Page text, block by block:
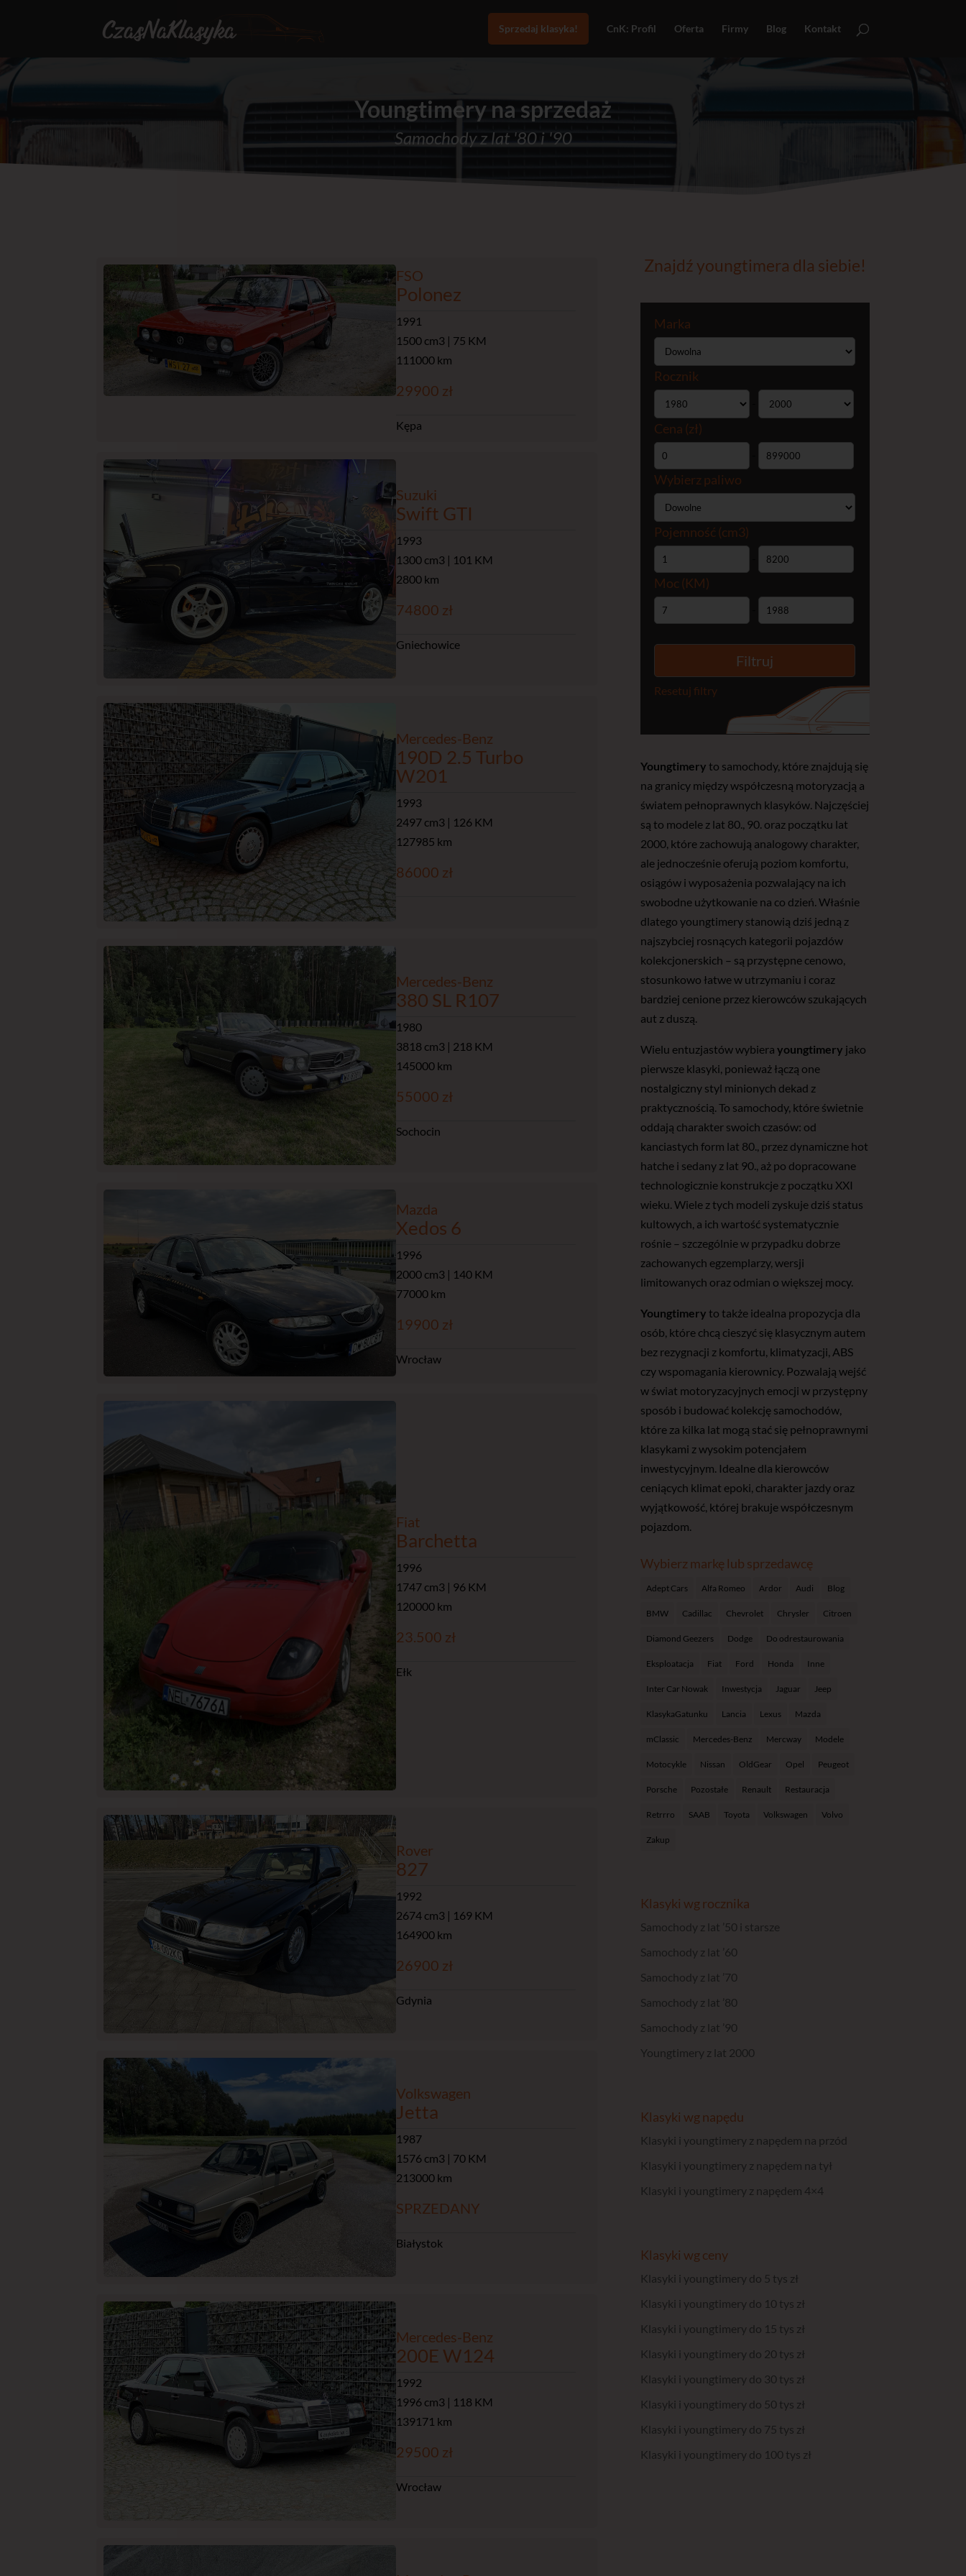
Sprzedaj klasyka! CnK: Profil Oferta Firmy Blog Kontakt
Youngtimery na sprzedaż
Samochody z lat '80 i '90
FSO
Polonez
1991
1500 cm3 | 75 KM
111000 km
29900 zł
Kępa
Suzuki
Swift GTI
1993
1300 cm3 | 101 KM
2800 km
74800 zł
Gniechowice
Mercedes-Benz
190D 2.5 Turbo
W201
1993
2497 cm3 | 126 KM
127985 km
86000 zł
Mercedes-Benz
380 SL R107
1980
3818 cm3 | 218 KM
145000 km
55000 zł
Sochocin
Mazda
Xedos 6
1996
2000 cm3 | 140 KM
77000 km
19900 zł
Wrocław
Fiat
Barchetta
1996
1747 cm3 | 96 KM
120000 km
23.500 zł
Ełk
Rover
827
1992
2674 cm3 | 169 KM
164900 km
26900 zł
Gdynia
Volkswagen
Jetta
1987
1576 cm3 | 70 KM
213000 km
SPRZEDANY
Białystok
Mercedes-Benz
200E W124
1992
1996 cm3 | 118 KM
139171 km
29500 zł
Wrocław
Znajdź youngtimera dla siebie!
Marka
Rocznik
Cena (zł)
Wybierz paliwo
Pojemność (cm3)
Moc (KM)
Resetuj filtry
Youngtimery to samochody, które znajdują się
na granicy między współczesną motoryzacją a
światem pełnoprawnych klasyków. Najczęściej
są to modele z lat 80., 90. oraz początku lat
2000, które zachowują analogowy charakter,
ale jednocześnie oferują poziom komfortu,
osiągów i wyposażenia pozwalający na ich
swobodne użytkowanie na co dzień. Właśnie
dlatego youngtimery stanowią dziś jedną z
najszybciej rosnących kategorii pojazdów
kolekcjonerskich – są przystępne cenowo,
stosunkowo łatwe w utrzymaniu i coraz
bardziej cenione przez kierowców szukających
aut z duszą.
Wielu entuzjastów wybiera youngtimery jako
pierwsze klasyki, ponieważ łączą one
nostalgiczny styl minionych dekad z
praktycznością. To samochody, które świetnie
oddają charakter swoich czasów: od
kanciastych form lat 80., przez dynamiczne hot
hatche i sedany z lat 90., aż po dopracowane
technologicznie konstrukcje z początku XXI
wieku. Wiele z tych modeli zyskuje dziś status
kultowych, a ich wartość systematycznie
rośnie – szczególnie w przypadku dobrze
zachowanych egzemplarzy, wersji
limitowanych oraz odmian o większej mocy.
Youngtimery to także idealna propozycja dla
osób, które chcą cieszyć się klasycznym autem
bez rezygnacji z komfortu, klimatyzacji, ABS
czy wspomagania kierownicy. Pozwalają wejść
w świat motoryzacyjnych emocji w przystępny
sposób i budować kolekcję samochodów,
które za kilka lat mogą stać się pełnoprawnymi
klasykami z wysokim potencjałem
inwestycyjnym. Idealne dla kierowców
ceniących klimat epoki, charakter jazdy oraz
wyjątkowość, której brakuje współczesnym
pojazdom.
Wybierz markę lub sprzedawcę
Adept Cars Alfa Romeo Ardor Audi Blog
BMW Cadillac Chevrolet Chrysler Citroen
Diamond Geezers Dodge Do odrestaurowania
Eksploatacja Fiat Ford Honda Inne
Inter Car Nowak Inwestycja Jaguar Jeep
KlasykaGatunku Lancia Lexus Mazda
mClassic Mercedes-Benz Mercway Modele
Motocykle Nissan OldGear Opel Peugeot
Porsche Pozostałe Renault Restauracja
Retrrro SAAB Toyota Volkswagen Volvo
Zakup
Klasyki wg rocznika
Samochody z lat ’50 i starsze
Samochody z lat ’60
Samochody z lat ’70
Samochody z lat ’80
Samochody z lat ’90
Youngtimery z lat 2000
Klasyki wg napędu
Klasyki i youngtimery z napędem na przód
Klasyki i youngtimery z napędem na tył
Klasyki i youngtimery z napędem 4×4
Klasyki wg ceny
Klasyki i youngtimery do 5 tys zł
Klasyki i youngtimery do 10 tys zł
Klasyki i youngtimery do 15 tys zł
Klasyki i youngtimery do 20 tys zł
Klasyki i youngtimery do 30 tys zł
Klasyki i youngtimery do 50 tys zł
Klasyki i youngtimery do 75 tys zł
Klasyki i youngtimery do 100 tys zł